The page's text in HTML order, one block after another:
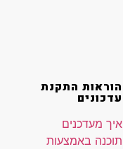
התקנת
באמצעות